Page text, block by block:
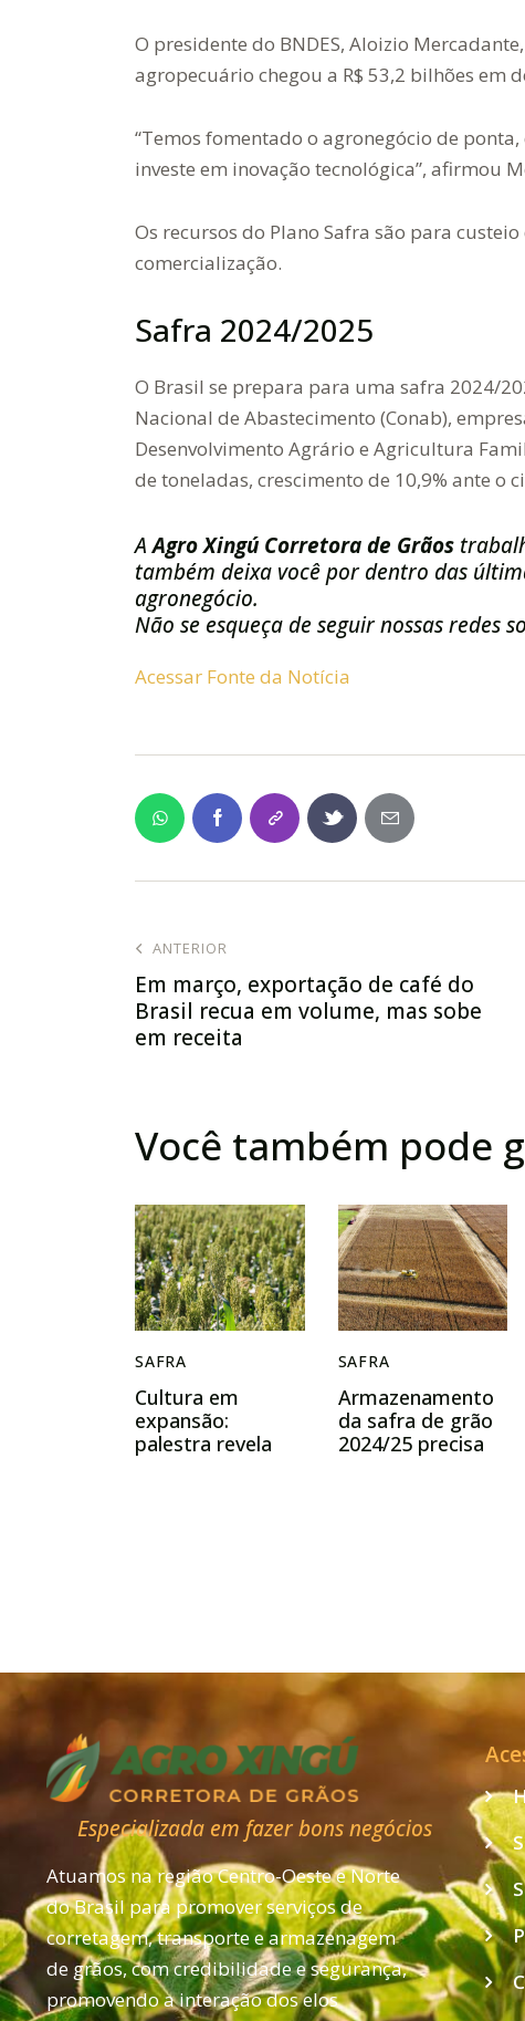
O presidente do BNDES, Aloizio
agropecuário chegou a R$ 53,2 bilhões em
“Temos fomentado o agronegócio de
investe em inovação tecnológica”, afirmou
Os recursos do Plano Safra são para
comercialização.
Safra 2024/2025
O Brasil se prepara para uma safra 2024/
Nacional de Abastecimento (Conab),
Desenvolvimento Agrário e Agricultura
de toneladas, crescimento de 10,9% ante o
AAgro Xingú Corretora de Grãos
também deixa você por dentro das
agronegócio.
Não se esqueça de seguir nossas redes
Acessar Fonte da Notícia
ANTERIOR
Em março, exportação de café do
Brasil recua em volume, mas sobe
em receita
Você também pode
SAFRA
Cultura em
expansão:
palestra revela
SAFRA
Armazenamento
da safra de grão
2024/25 precisa
Especializada em fazer bons negócios
Atuamos na região Centro-Oeste e Norte
do Brasil para promover serviços de
corretagem, transporte e armazenagem
de grãos, com credibilidade e segurança,
promovendo a interação dos elos